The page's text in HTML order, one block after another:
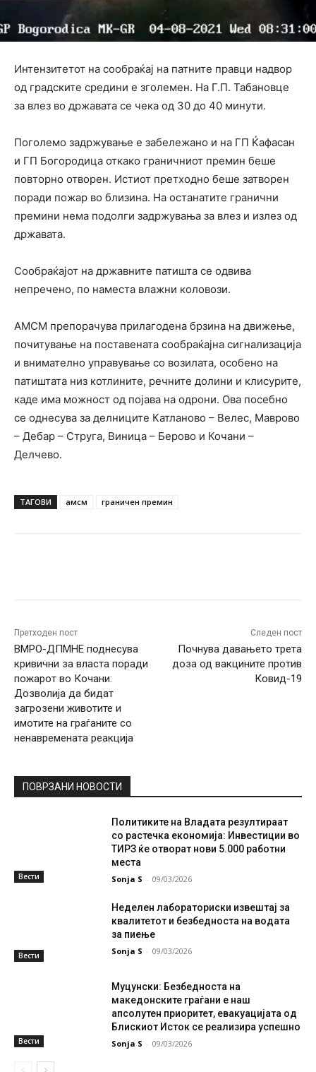
Интензитетот на сообраќај на патните правци надвор
од градските средини е зголемен. На Г.П. Табановце
за влез во државата се чека од 30 до 40 минути.
Поголемо задржување е забележано и на ГП Ќафасан
и ГП Богорoдица откако граничниот премин беше
повторно отворен. Истиот претходно беше затворен
поради пожар во близина. На останатите гранични
премини нема подолги задржувања за влез и излез од
државата.
Сообраќајот на државните патишта се одвива
непречено, по наместа влажни коловози.
АМСМ препорачува прилагодена брзина на движење,
почитување на поставената сообраќајна сигнализација
и внимателно управување со возилата, особено на
патиштата низ котлините, речните долини и клисурите,
каде има можност од појава на одрони. Ова посебно
се однесува за делниците Катланово – Велес, Маврово
– Дебар – Струга, Виница – Берово и Кочани –
Делчево.
ТАГОВИ амсм граничен премин
Претходен пост
ВМРО-ДПМНЕ поднесува
кривични за власта поради
пожарот во Кочани:
Дозволија да бидат
загрозени животите и
имотите на граѓаните со
ненавремената реакција
Следен пост
Почнува давањето трета
доза од вакцините против
Ковид-19
ПОВРЗАНИ НОВОСТИ
Вести
Политиките на Владата резултираат
со растечка економија: Инвестиции во
ТИРЗ ќе отворат нови 5.000 работни
места
Sonja S - 09/03/2026
Вести
Неделен лабораториски извештај за
квалитетот и безбедноста на водата
за пиење
Sonja S - 09/03/2026
Вести
Муцунски: Безбедноста на
македонските граѓани е наш
апсолутен приоритет, евакуацијата од
Блискиот Исток се реализира успешно
Sonja S - 09/03/2026